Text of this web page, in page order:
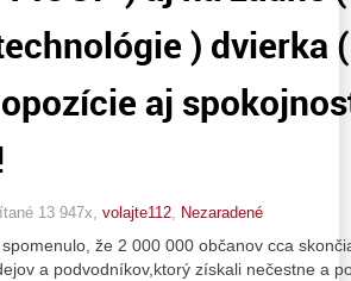
) dvierka
aj
13 947x, volajte112, Nezaradené
že 2 000 000 občanov cca
a podvodníkov,ktorý získali nečestne a